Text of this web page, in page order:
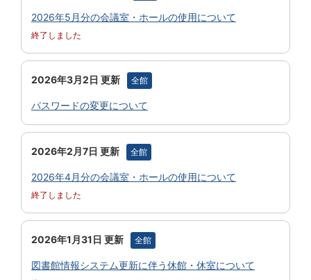
2026年5月分の会議室・ホールの使用について
終了しました
2026年3月2日 更新 全館
パスワードの変更について
2026年2月7日 更新 全館
2026年4月分の会議室・ホールの使用について
終了しました
2026年1月31日 更新 全館
図書館情報システム更新に伴う休館・休室について